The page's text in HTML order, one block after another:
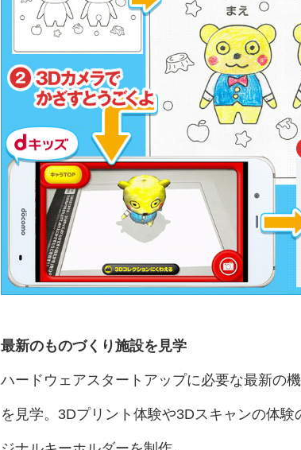
最新のものづくり施設を見学
ハードウェアスタートアップに必要な最新の
を見学。3Dプリント体験や3Dスキャンの体